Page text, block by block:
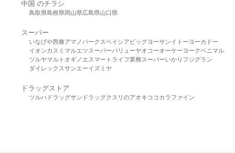
中国 のチラシ
鳥取県島根県岡山県広島県山口県
スーパー
いなげや西條アマノパークスベイシア ビッグヨーサンイトーヨーカドー
イオンカスミ マルエツスーパーバリューヤオコーオーケー ヨークベニマル
ツルヤマルト オギノ エスマート ライフ業務スーパーいかり フジグラン
ダイレックスサンエーイズミヤ
ドラッグストア
ツルハドラッグサンドラッグクスリのアオキ ココカラファイン